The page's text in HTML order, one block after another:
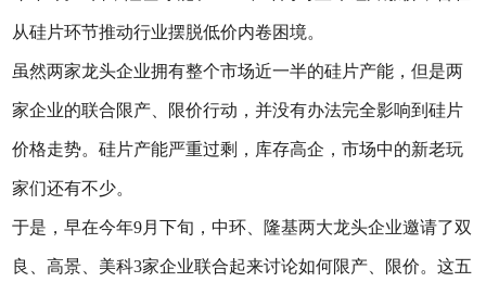
从硅片环节推动行业摆脱低价内卷困境。
虽然两家龙头企业拥有整个市场近一半的硅片产能，但是两
家企业的联合限产、限价行动，并没有办法完全影响到硅片
价格走势。硅片产能严重过剩，库存高企，市场中的新老玩
家们还有不少。
于是，早在今年9月下旬，中环、隆基两大龙头企业邀请了双
良、高景、美科3家企业联合起来讨论如何限产、限价。这五